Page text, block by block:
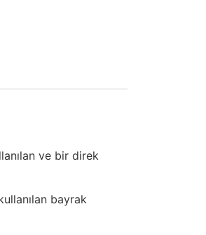
ve bir direk
bayrak